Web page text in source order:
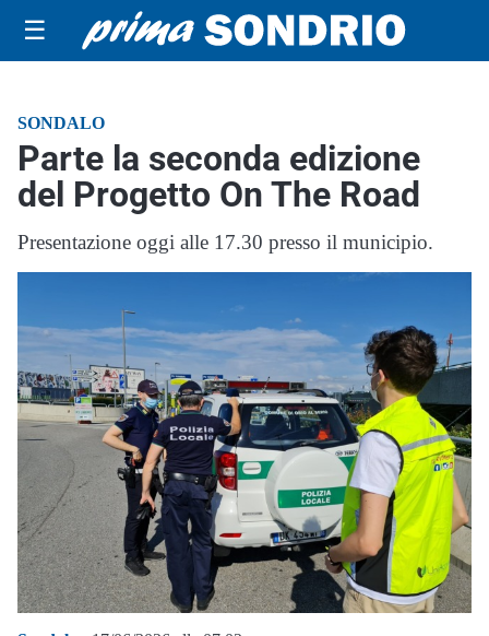
☰
SONDALO
Parte la seconda edizione
del Progetto On The Road
Presentazione oggi alle 17.30 presso il municipio.